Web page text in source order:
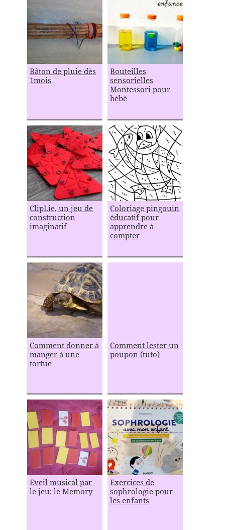
Bâton de pluie dès
1mois
Bouteilles
sensorielles
Montessori pour
bébé
ClipLie, un jeu de
construction
imaginatif
Coloriage pingouin
éducatif pour
apprendre à
compter
Comment donner à
manger à une
tortue
Comment lester un
poupon (tuto)
Eveil musical par
le jeu: le Memory
Exercices de
sophrologie pour
les enfants